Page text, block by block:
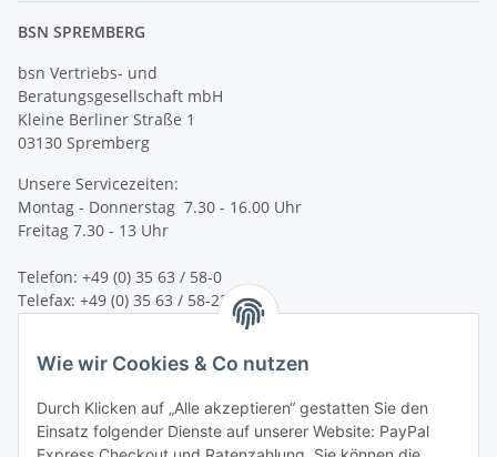
BSN SPREMBERG
bsn Vertriebs- und
Beratungsgesellschaft mbH
Kleine Berliner Straße 1
03130 Spremberg
Unsere Servicezeiten:
Montag - Donnerstag 7.30 - 16.00 Uhr
Freitag 7.30 - 13 Uhr
Telefon: +49 (0) 35 63 / 58-0
Telefax: +49 (0) 35 63 / 58-231
service@bsn-spremberg.de
Wir versenden mit:
Wie wir Cookies & Co nutzen
Durch Klicken auf „Alle akzeptieren“ gestatten Sie den
Einsatz folgender Dienste auf unserer Website: PayPal